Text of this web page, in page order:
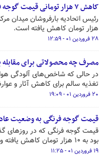
کاهش ۷ هزار تومانی قیمت گوجه فرنگی
هزار تومان کاهش یافته است.
۲۸ فروردین ۰۱ - ۱۲:۵۹
مصرف چه محصولاتی برای مقابله
در حالی که شاخص‌های آلودگی
تغذیه سالم برای کاهش آثار و
۲۰ فروردین ۰۱ - ۱۹:۰۹
قیمت گوجه فرنگی به وضعیت
بود به ۱۰ هزار تومان کاهش یافته و به وفور در میادین میوه و تره بار عرضه می‌شود.
۱۹ فروردین ۰۱ - ۱۱:۲۵